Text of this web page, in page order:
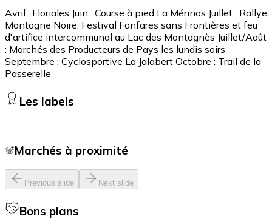
Avril : Floriales Juin : Course à pied La Mérinos Juillet : Rallye
Montagne Noire, Festival Fanfares sans Frontières et feu
d'artifice intercommunal au Lac des Montagnès Juillet/Août
: Marchés des Producteurs de Pays les lundis soirs
Septembre : Cyclosportive La Jalabert Octobre : Trail de la
Passerelle
Les labels
Marchés à proximité
Previous slide Next slide
Bons plans